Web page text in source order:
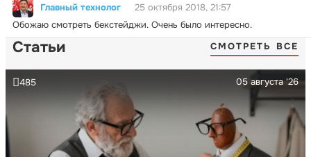
Главный технолог
25 октября 2018, 21:57
Обожаю смотреть бекстейджи. Очень было интересно.
Статьи СМОТРЕТЬ ВСЕ
05 августа '26
485